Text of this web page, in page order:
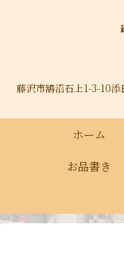
藤沢市鵠沼石上1-3-10
ホーム
お品書き